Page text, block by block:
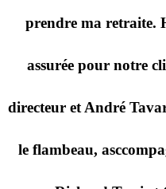
prendre ma retraite.
assurée pour notre
directeur et André
le flambeau,